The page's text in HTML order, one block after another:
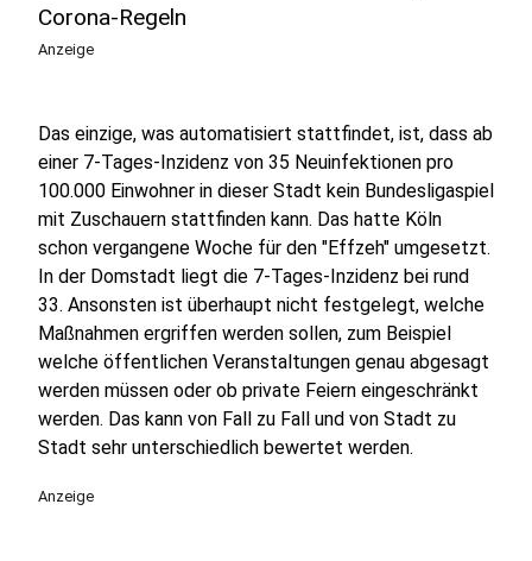
Corona-Regeln
Anzeige
Das einzige, was automatisiert stattfindet, ist, dass ab
einer 7-Tages-Inzidenz von 35 Neuinfektionen pro
100.000 Einwohner in dieser Stadt kein Bundesligaspiel
mit Zuschauern stattfinden kann. Das hatte Köln
schon vergangene Woche für den "Effzeh" umgesetzt.
In der Domstadt liegt die 7-Tages-Inzidenz bei rund
33. Ansonsten ist überhaupt nicht festgelegt, welche
Maßnahmen ergriffen werden sollen, zum Beispiel
welche öffentlichen Veranstaltungen genau abgesagt
werden müssen oder ob private Feiern eingeschränkt
werden. Das kann von Fall zu Fall und von Stadt zu
Stadt sehr unterschiedlich bewertet werden.
Anzeige